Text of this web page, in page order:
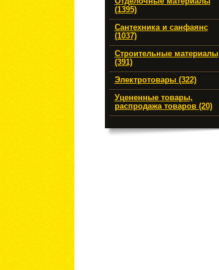
(1395)
Сантехника и санфаянс
(1037)
Строительные материалы
(391)
Электротовары (322)
Уцененные товары,
распродажа товаров (20)